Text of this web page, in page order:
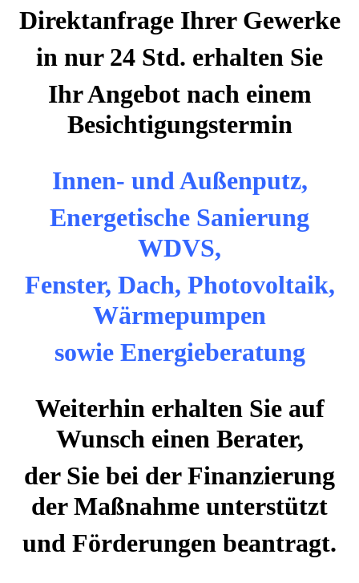
Direktanfrage Ihrer Gewerke
in nur 24 Std. erhalten Sie
Ihr Angebot nach einem
Besichtigungstermin
Innen- und Außenputz,
Energetische Sanierung
WDVS,
Fenster, Dach, Photovoltaik,
Wärmepumpen
sowie Energieberatung
Weiterhin erhalten Sie auf
Wunsch einen Berater,
der Sie bei der Finanzierung
der Maßnahme unterstützt
und Förderungen beantragt.